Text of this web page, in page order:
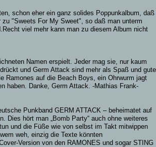
schon eher ein ganz solides Poppunkalbum, daß
"Sweets For My Sweet", so daß man unterm
viel mehr kann man zu diesem Album nicht
Namen erspielt. Jeder mag sie, nur kaum
und Germ Attack sind mehr als Spaß und gute
Ramones auf die Beach Boys, ein Ohrwurm jagt
haben. Danke, Germ Attack. -Mathias Frank-
Punkband GERM ATTACK – beheimatet auf
Dies hört man „Bomb Party“ auch ohne weiteres
und die Füße wie von selbst im Takt mitwippen
weh, einzig die Texte könnten
Version von den RAMONES und sogar STING